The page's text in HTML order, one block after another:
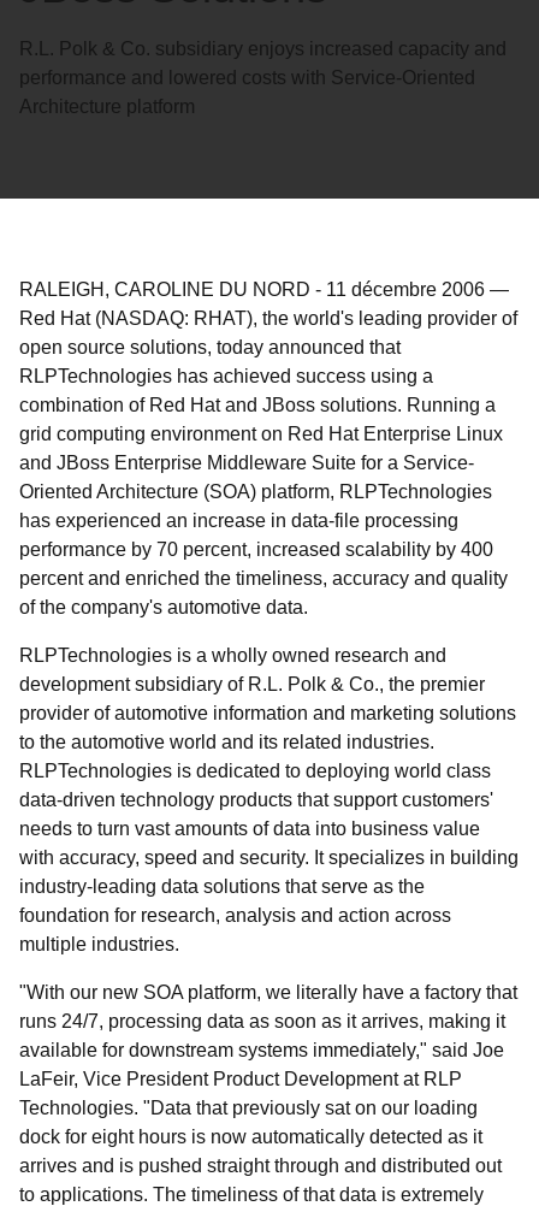
R.L. Polk & Co. subsidiary enjoys increased capacity and
performance and lowered costs with Service-Oriented
Architecture platform
RALEIGH, CAROLINE DU NORD - 11 décembre 2006 —
Red Hat (NASDAQ: RHAT), the world's leading provider of
open source solutions, today announced that
RLPTechnologies has achieved success using a
combination of Red Hat and JBoss solutions. Running a
grid computing environment on Red Hat Enterprise Linux
and JBoss Enterprise Middleware Suite for a Service-
Oriented Architecture (SOA) platform, RLPTechnologies
has experienced an increase in data-file processing
performance by 70 percent, increased scalability by 400
percent and enriched the timeliness, accuracy and quality
of the company's automotive data.
RLPTechnologies is a wholly owned research and
development subsidiary of R.L. Polk & Co., the premier
provider of automotive information and marketing solutions
to the automotive world and its related industries.
RLPTechnologies is dedicated to deploying world class
data-driven technology products that support customers'
needs to turn vast amounts of data into business value
with accuracy, speed and security. It specializes in building
industry-leading data solutions that serve as the
foundation for research, analysis and action across
multiple industries.
"With our new SOA platform, we literally have a factory that
runs 24/7, processing data as soon as it arrives, making it
available for downstream systems immediately," said Joe
LaFeir, Vice President Product Development at RLP
Technologies. "Data that previously sat on our loading
dock for eight hours is now automatically detected as it
arrives and is pushed straight through and distributed out
to applications. The timeliness of that data is extremely